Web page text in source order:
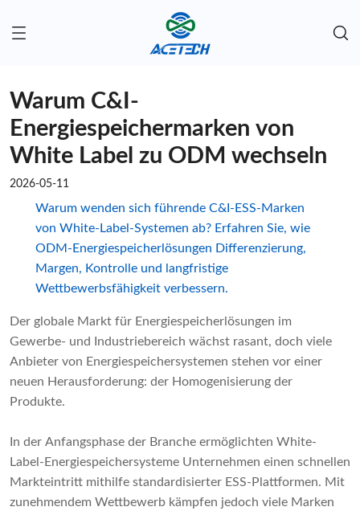
Warum C&I-
Energiespeichermarken von
White Label zu ODM wechseln
2026-05-11
Warum wenden sich führende C&I-ESS-Marken
von White-Label-Systemen ab? Erfahren Sie, wie
ODM-Energiespeicherlösungen Differenzierung,
Margen, Kontrolle und langfristige
Wettbewerbsfähigkeit verbessern.
Der globale Markt für Energiespeicherlösungen im
Gewerbe- und Industriebereich wächst rasant, doch viele
Anbieter von Energiespeichersystemen stehen vor einer
neuen Herausforderung: der Homogenisierung der
Produkte.
In der Anfangsphase der Branche ermöglichten White-
Label-Energiespeichersysteme Unternehmen einen schnellen
Markteintritt mithilfe standardisierter ESS-Plattformen. Mit
zunehmendem Wettbewerb kämpfen jedoch viele Marken